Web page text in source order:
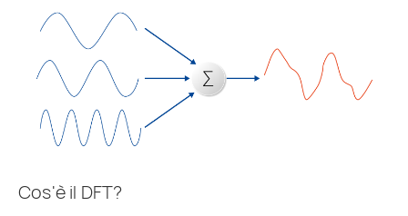
Cos'è il DFT?